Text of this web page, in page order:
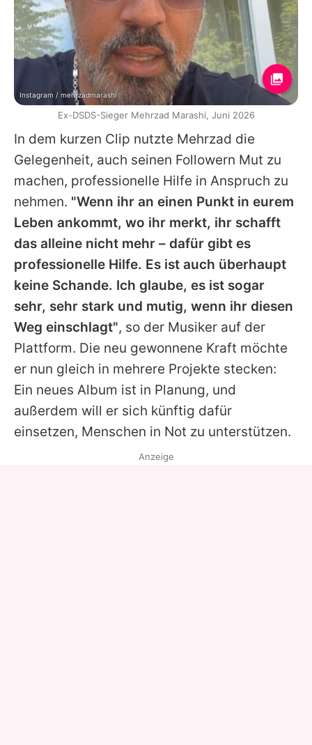
In dem kurzen Clip nutzte Mehrzad die
Gelegenheit, auch seinen Followern Mut zu
machen, professionelle Hilfe in Anspruch zu
nehmen. "Wenn ihr an einen Punkt in eurem
Leben ankommt, wo ihr merkt, ihr schafft
das alleine nicht mehr – dafür gibt es
professionelle Hilfe. Es ist auch überhaupt
keine Schande. Ich glaube, es ist sogar
sehr, sehr stark und mutig, wenn ihr diesen
Weg einschlagt", so der Musiker auf der
Plattform. Die neu gewonnene Kraft möchte
er nun gleich in mehrere Projekte stecken:
Ein neues Album ist in Planung, und
außerdem will er sich künftig dafür
einsetzen, Menschen in Not zu unterstützen.
Instagram / mehrzadmarashi
Ex-DSDS-Sieger Mehrzad Marashi, Juni 2026
Anzeige